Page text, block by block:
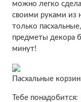
можно легко
своими руками из
только
предметы декора
минут!
Пасхальные
Тебе понадобится: